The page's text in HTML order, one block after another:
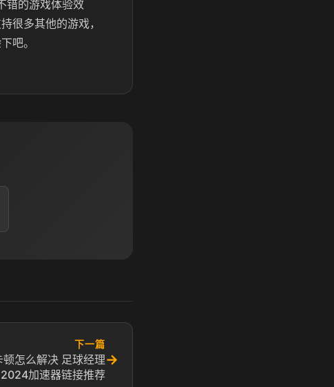
错的游戏体验效
很多其他的游戏，
吧。
下一篇
怎么解决 足球经理
2024加速器链接推荐
→